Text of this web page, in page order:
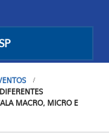
MACRO, MICRO E